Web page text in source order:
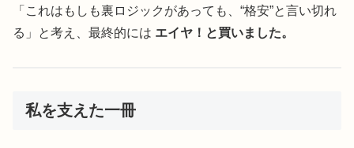
「これはもしも裏ロジックがあっても、“格安”と言い切れ
る」と考え、最終的には エイヤ！と買いました。
私を支えた一冊